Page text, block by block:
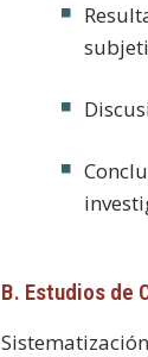
B. Estudios de